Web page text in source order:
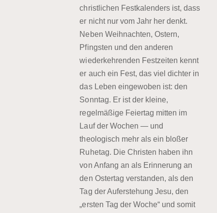
christlichen Festkalenders ist, dass
er nicht nur vom Jahr her denkt.
Neben Weihnachten, Ostern,
Pfingsten und den anderen
wiederkehrenden Festzeiten kennt
er auch ein Fest, das viel dichter in
das Leben eingewoben ist: den
Sonntag. Er ist der kleine,
regelmäßige Feiertag mitten im
Lauf der Wochen — und
theologisch mehr als ein bloßer
Ruhetag. Die Christen haben ihn
von Anfang an als Erinnerung an
den Ostertag verstanden, als den
Tag der Auferstehung Jesu, den
„ersten Tag der Woche“ und somit